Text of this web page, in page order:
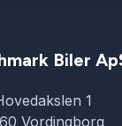
Biler
1
Vordingborg